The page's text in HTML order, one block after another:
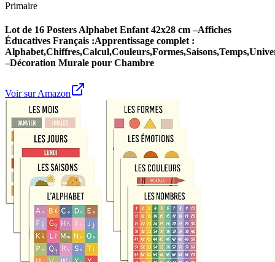
Primaire
Lot de 16 Posters Alphabet Enfant 42x28 cm –Affiches
Éducatives Français :Apprentissage complet :
–Décoration Murale pour Chambre
Voir sur Amazon